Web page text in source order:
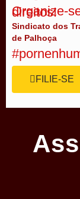
Organize-se, lute e defenda seus direitos!
Sindicato dos
de Palhoça
FILIE-SE